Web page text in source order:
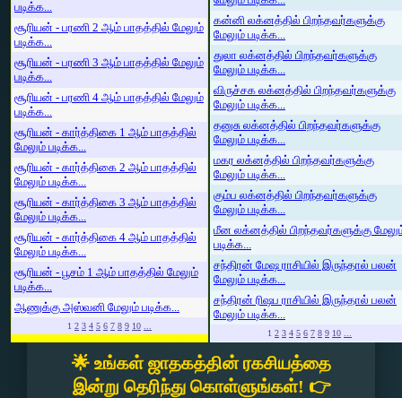
படிக்க...
சூரியன் - பரணி 2 ஆம் பாதத்தில் மேலும்
படிக்க...
சூரியன் - பரணி 3 ஆம் பாதத்தில் மேலும்
படிக்க...
சூரியன் - பரணி 4 ஆம் பாதத்தில் மேலும்
படிக்க...
சூரியன் - கார்த்திகை 1 ஆம் பாதத்தில்
மேலும் படிக்க...
சூரியன் - கார்த்திகை 2 ஆம் பாதத்தில்
மேலும் படிக்க...
சூரியன் - கார்த்திகை 3 ஆம் பாதத்தில்
மேலும் படிக்க...
சூரியன் - கார்த்திகை 4 ஆம் பாதத்தில்
மேலும் படிக்க...
சூரியன் - பூசம் 1 ஆம் பாதத்தில் மேலும்
படிக்க...
ஆணுக்கு அஸ்வனி மேலும் படிக்க...
1 2 3 4 5 6 7 8 9 10 ...
கன்னி லக்னத்தில் பிறந்தவர்களுக்கு
மேலும் படிக்க...
துலா லக்னத்தில் பிறந்தவர்களுக்கு
மேலும் படிக்க...
விருச்சக லக்னத்தில் பிறந்தவர்களுக்கு
மேலும் படிக்க...
தனுசு லக்னத்தில் பிறந்தவர்களுக்கு
மேலும் படிக்க...
மகர லக்னத்தில் பிறந்தவர்களுக்கு
மேலும் படிக்க...
கும்ப லக்னத்தில் பிறந்தவர்களுக்கு
மேலும் படிக்க...
மீன லக்னத்தில் பிறந்தவர்களுக்கு
படிக்க...
சந்திரன் மேஷ ராசியில் இருந்தால் பலன்
மேலும் படிக்க...
சந்திரன் ரிஷப ராசியில் இருந்தால் பலன்
மேலும் படிக்க...
1 2 3 4 5 6 7 8 9 10 ...
🌟 உங்கள் ஜாதகத்தின் ரகசியத்தை
இன்று தெரிந்து கொள்ளுங்கள்! 👉